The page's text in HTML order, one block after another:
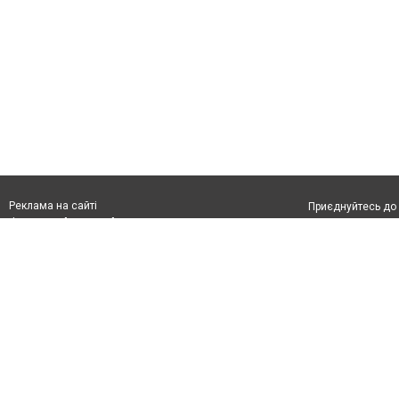
Реклама на сайті
Франшиза "CitySites"
Приєднуйтесь до